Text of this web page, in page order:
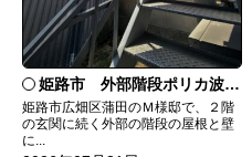
姫路市 外部階段ポリカ波板張替工事
姫路市広畑区蒲田のＭ様邸で、２階
の玄関に続く外部の階段の屋根と壁
に...